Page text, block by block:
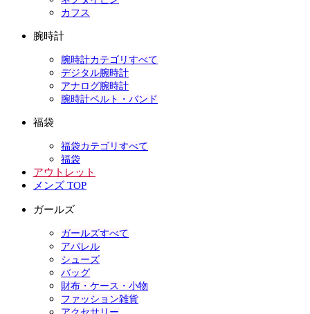
カフス
腕時計
腕時計カテゴリすべて
デジタル腕時計
アナログ腕時計
腕時計ベルト・バンド
福袋
福袋カテゴリすべて
福袋
アウトレット
メンズ TOP
ガールズ
ガールズすべて
アパレル
シューズ
バッグ
財布・ケース・小物
ファッション雑貨